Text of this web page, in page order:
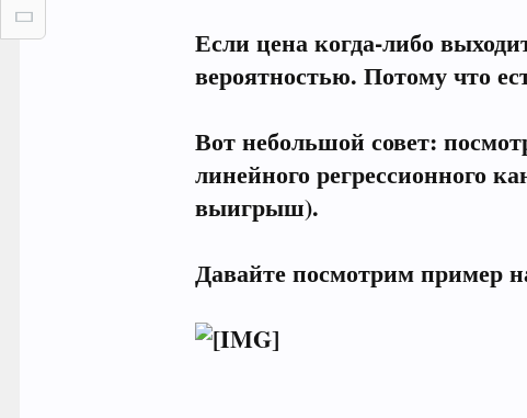
Если цена когда-либо
вероятностью. Потому что
Вот небольшой совет:
линейного регрессионного
выигрыш).
Давайте посмотрим пример